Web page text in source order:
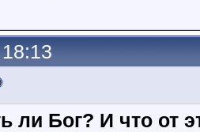
ли Бог? И что от